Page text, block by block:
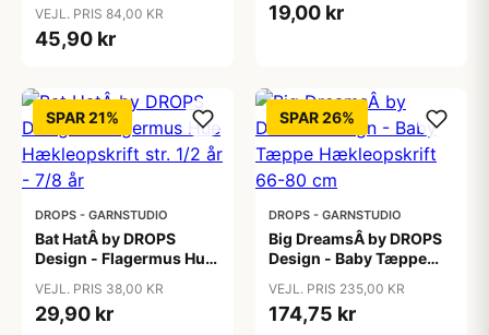
mdr - 3/4 år
VEJL. PRIS 84,00 KR
45,90 kr
19,00 kr
SPAR 21%
DROPS - GARNSTUDIO
Bat HatÂ by DROPS
Design - Flagermus Hue
- 7/8 år
VEJL. PRIS 38,00 KR
29,90 kr
SPAR 26%
DROPS - GARNSTUDIO
Big DreamsÂ by DROPS
Design - Baby Tæppe
VEJL. PRIS 235,00 KR
174,75 kr